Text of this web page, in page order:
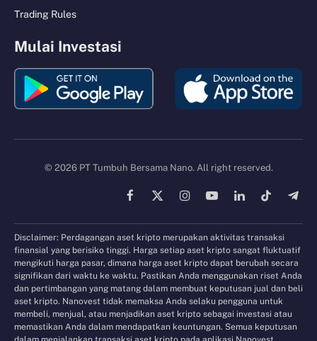
Trading Rules
Mulai Investasi
© 2026 PT Tumbuh Bersama Nano. All right reserved.
Facebook
X
InstagramYouTubeLinkedInTikTok
Disclaimer: Perdagangan aset kripto merupakan aktivitas transaksi
finansial yang berisiko tinggi. Harga setiap aset kripto sangat fluktuatif
mengikuti harga pasar, dimana harga aset kripto dapat berubah secara
signifikan dari waktu ke waktu. Pastikan Anda menggunakan riset Anda
dan pertimbangan yang matang dalam membuat keputusan jual dan beli
aset kripto. Nanovest tidak memaksa Anda selaku pengguna untuk
membeli, menjual, atau menjadikan aset kripto sebagai investasi atau
memastikan Anda dalam mendapatkan keuntungan. Semua keputusan